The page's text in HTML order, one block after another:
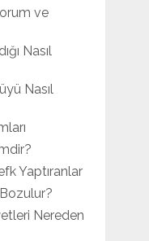
ve
Nasıl
Nasıl
Yaptıranlar
Nereden